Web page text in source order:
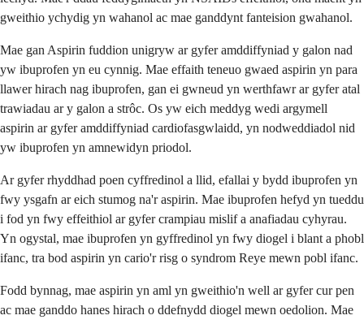
gweithio ychydig yn wahanol ac mae ganddynt fanteision gwahanol.
Mae gan Aspirin fuddion unigryw ar gyfer amddiffyniad y galon nad
yw ibuprofen yn eu cynnig. Mae effaith teneuo gwaed aspirin yn para
llawer hirach nag ibuprofen, gan ei gwneud yn werthfawr ar gyfer atal
trawiadau ar y galon a strôc. Os yw eich meddyg wedi argymell
aspirin ar gyfer amddiffyniad cardiofasgwlaidd, yn nodweddiadol nid
yw ibuprofen yn amnewidyn priodol.
Ar gyfer rhyddhad poen cyffredinol a llid, efallai y bydd ibuprofen yn
fwy ysgafn ar eich stumog na'r aspirin. Mae ibuprofen hefyd yn tueddu
i fod yn fwy effeithiol ar gyfer crampiau mislif a anafiadau cyhyrau.
Yn ogystal, mae ibuprofen yn gyffredinol yn fwy diogel i blant a phobl
ifanc, tra bod aspirin yn cario'r risg o syndrom Reye mewn pobl ifanc.
Fodd bynnag, mae aspirin yn aml yn gweithio'n well ar gyfer cur pen
ac mae ganddo hanes hirach o ddefnydd diogel mewn oedolion. Mae